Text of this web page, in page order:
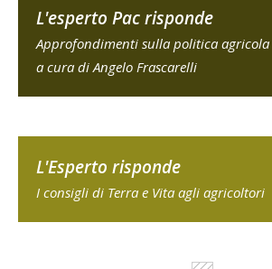
L'esperto Pac risponde
Approfondimenti sulla politica agricola
a cura di Angelo Frascarelli
L'Esperto risponde
I consigli di Terra e Vita agli agricoltori